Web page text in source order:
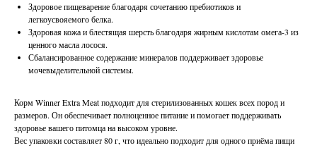
Здоровое пищеварение благодаря сочетанию пребиотиков и
легкоусвояемого белка.
Здоровая кожа и блестящая шерсть благодаря жирным кислотам омега-3 из
ценного масла лосося.
Сбалансированное содержание минералов поддерживает здоровье
мочевыделительной системы.
Корм Winner Extra Meat подходит для стерилизованных кошек всех пород и
размеров. Он обеспечивает полноценное питание и помогает поддерживать
здоровье вашего питомца на высоком уровне.
Вес упаковки составляет 80 г, что идеально подходит для одного приёма пищи